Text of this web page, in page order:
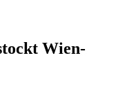
Wien-